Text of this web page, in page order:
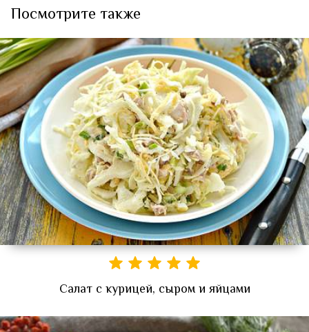
Посмотрите также
Салат с курицей, сыром и яйцами